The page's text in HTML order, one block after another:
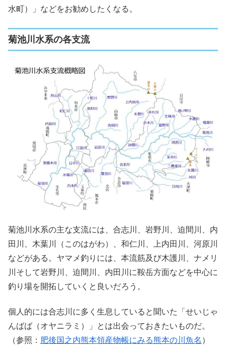
水町）」などをお勧めしたくなる。
菊池川水系の各支流
菊池川水系の主な支流には、合志川、岩野川、迫間川、内
田川、木葉川（このはがわ）、和仁川、上内田川、河原川
などがある。ヤマメ釣りには、本流筋及び木護川、ナメリ
川そして岩野川、迫間川、内田川に鞍岳方面などを中心に
釣り場を開拓していくと良いだろう。
個人的には合志川に多く生息していると聞いた「せいじゃ
んばば（オヤニラミ）」とは出会っておきたいものだ。
（参照： 肥後国之内熊本領産物帳にみる熊本の川魚名 ）